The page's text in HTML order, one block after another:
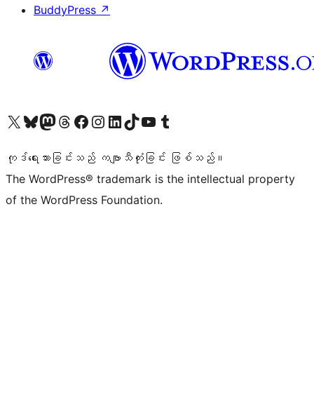
BuddyPress ↗
ကျွန်ုပ်တို့၏ X (ယခင် Twitter) အကောင့်သို့ သွားရောက်ကြည့်ရှုပါကျွန်ုပ်တို့၏ Bluesky အကောင့်သို့ ဝင်ရောက်ကြည့်ရှုရန်
ကျွန်ုပ်တို့၏ Mastodon အကောင့်သို့ သွားရောက်ကြည့်ရှုပါကျွန်ုပ်တို့၏ Threads အကောင့်သို့ ဝင်ရောက်ကြည့်ရှုရန်
ကျွန်ုပ်တို့၏ Facebook စာမျက်နှာသို့ သွားရောက်ကြည့်ရှုပါကျွန်ုပ်တို့၏ Instagram အကောင့်သို့ သွားရောက်ကြည့်ရှုပါ ကျွန်ုပ်တို့၏ LinkedIn အကောင့်သို့ သွားရောက်ကြည့်ရှုပါကျွန်ုပ်တို့၏ TikTok အကောင့်သို့ ဝင်ရောက်ကြည့်ရှုရန်
ကျွန်ုပ်တို့၏ YouTube ချန်နယ်သို့ သွားရောက်ကြည့်ရှုပါ ကျွန်ုပ်တို့၏ Tumblr အကောင့်သို့ ဝင်ရောက်ကြည့်ရှုရန်
ကုဒ်ရေးသားခြင်းသည် ကဗျာသီကုံးခြင်း ဖြစ်သည်။
The WordPress® trademark is the intellectual property
of the WordPress Foundation.